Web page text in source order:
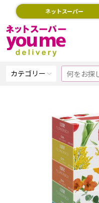
ネットスーパー
カテゴリー